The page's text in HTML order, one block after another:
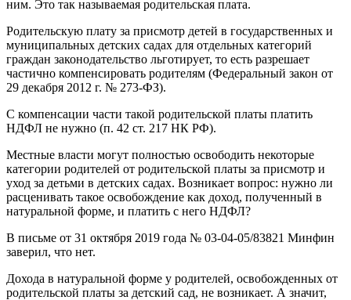
ним. Это так называемая родительская плата.
Родительскую плату за присмотр детей в государственных и
муниципальных детских садах для отдельных категорий
граждан законодательство льготирует, то есть разрешает
частично компенсировать родителям (Федеральный закон от
29 декабря 2012 г. № 273-ФЗ).
С компенсации части такой родительской платы платить
НДФЛ не нужно (п. 42 ст. 217 НК РФ).
Местные власти могут полностью освободить некоторые
категории родителей от родительской платы за присмотр и
уход за детьми в детских садах. Возникает вопрос: нужно ли
расценивать такое освобождение как доход, полученный в
натуральной форме, и платить с него НДФЛ?
В письме от 31 октября 2019 года № 03-04-05/83821 Минфин
заверил, что нет.
Дохода в натуральной форме у родителей, освобожденных от
родительской платы за детский сад, не возникает. А значит,